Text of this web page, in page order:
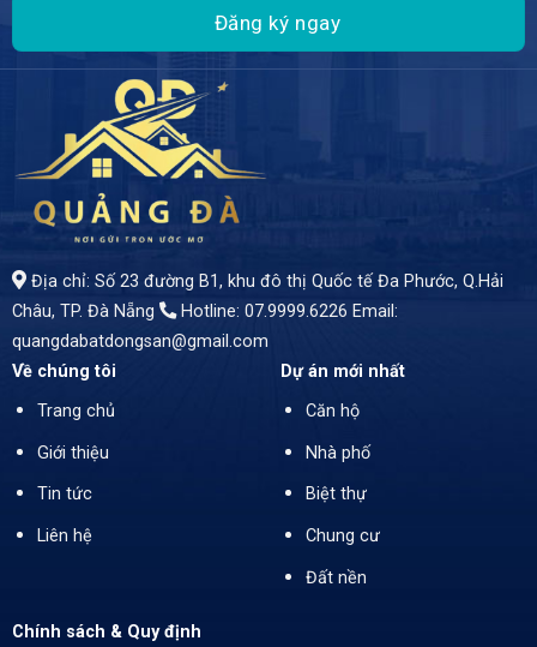
Địa chỉ: Số 23 đường B1, khu đô thị Quốc tế Đa Phước, Q.Hải
Châu, TP. Đà Nẵng
Hotline: 07.9999.6226 Email:
quangdabatdongsan@gmail.com
Về chúng tôi
Trang chủ
Giới thiệu
Tin tức
Liên hệ
Dự án mới nhất
Căn hộ
Nhà phố
Biệt thự
Chung cư
Đất nền
Chính sách & Quy định